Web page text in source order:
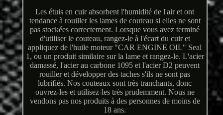
Les étuis en cuir absorbent l'humidité de l'air et ont
tendance à rouiller les lames de couteau si elles ne sont
pas stockées correctement. Lorsque vous avez terminé
d'utiliser le couteau, rangez-le à l'écart du cuir et
appliquez de l'huile moteur "CAR ENGINE OIL" Seal
1, ou un produit similaire sur la lame et rangez-le. L'acier
damassé, l'acier au carbone 1095 et l'acier D2 peuvent
rouiller et développer des taches s'ils ne sont pas
lubrifiés. Nos couteaux sont très tranchants, donc
ouvrez-les et utilisez-les très prudemment. Nous ne
vendons pas nos produits à des personnes de moins de
18 ans.